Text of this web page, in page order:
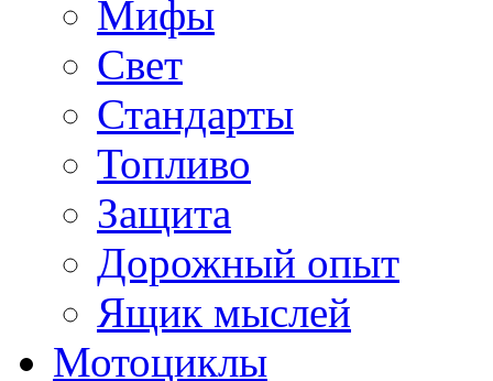
Мифы
Свет
Стандарты
Топливо
Защита
Дорожный опыт
Ящик мыслей
Мотоциклы